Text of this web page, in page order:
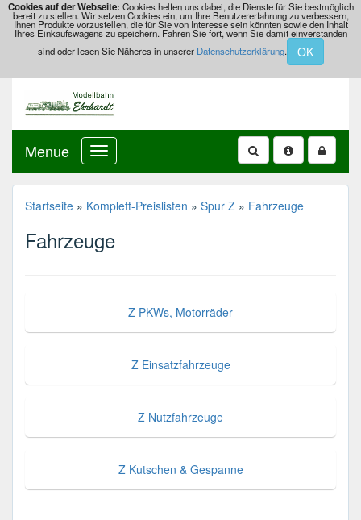
Cookies auf der Webseite: Cookies helfen uns dabei, die Dienste für Sie bestmöglich
bereit zu stellen. Wir setzen Cookies ein, um Ihre Benutzererfahrung zu verbessern,
Ihnen Produkte vorzustellen, die für Sie von Interesse sein könnten sowie den Inhalt
Ihres Einkaufswagens zu speichern. Fahren Sie fort, wenn Sie damit einverstanden
sind oder lesen Sie Näheres in unserer Datenschutzerklärung. OK
Menue
Startseite » Komplett-Preislisten » Spur Z » Fahrzeuge
Fahrzeuge
Z PKWs, Motorräder
Z Einsatzfahrzeuge
Z Nutzfahrzeuge
Z Kutschen & Gespanne